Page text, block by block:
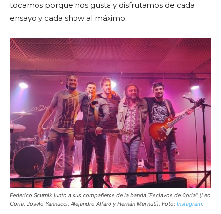
tocamos porque nos gusta y disfrutamos de cada
ensayo y cada show al máximo.
Federico Scurnik junto a sus compañeros de la banda “Esclavos de Coria” (Leo
Coria, Joselo Yannucci, Alejandro Alfaro y Hernán Mennuti). Foto: Instagram.